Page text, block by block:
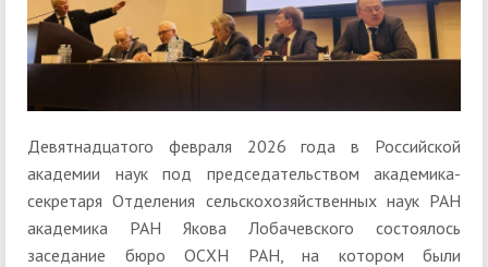
Девятнадцатого февраля 2026 года в Российской
академии наук под председательством академика-
секретаря Отделения сельскохозяйственных наук РАН
академика РАН Якова Лобачевского состоялось
заседание бюро ОСХН РАН, на котором были